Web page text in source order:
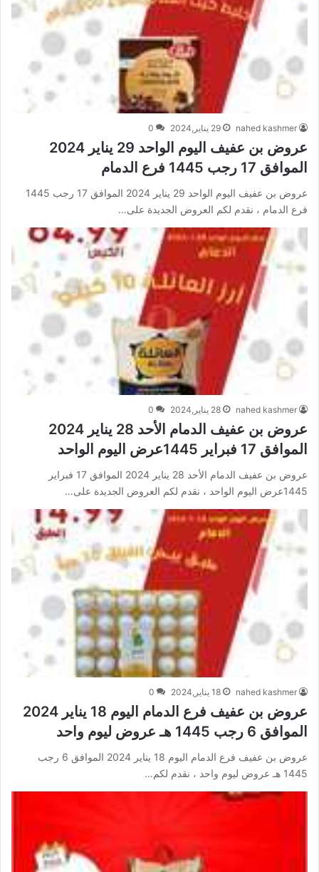
nahed kashmer 29 يناير,2024 0
عروض بن عفيف اليوم الواحد 29 يناير 2024
الموافق 17 رجب 1445 فرع الدمام
عروض بن عفيف اليوم الواحد 29 يناير 2024 الموافق 17 رجب 1445
فرع الدمام ، نقدم لكم العروض الجديدة على…
nahed kashmer 28 يناير,2024 0
عروض بن عفيف الدمام الأحد 28 يناير 2024
الموافق 17 فبراير 1445عرض اليوم الواحد
عروض بن عفيف الدمام الأحد 28 يناير 2024 الموافق 17 فبراير
1445عرض اليوم الواحد ، نقدم لكم العروض الجديدة على…
nahed kashmer 18 يناير,2024 0
عروض بن عفيف فرع الدمام اليوم 18 يناير 2024
الموافق 6 رجب 1445 هـ عروض ليوم واحد
عروض بن عفيف فرع الدمام اليوم 18 يناير 2024 الموافق 6 رجب
1445 هـ عروض ليوم واحد ، نقدم لكم…